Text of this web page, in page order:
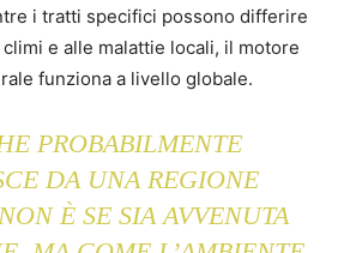
i tratti specifici possono differire
e alle malattie locali, il motore
funziona a livello globale.
PROBABILMENTE
DA UNA REGIONE
È SE SIA AVVENUTA